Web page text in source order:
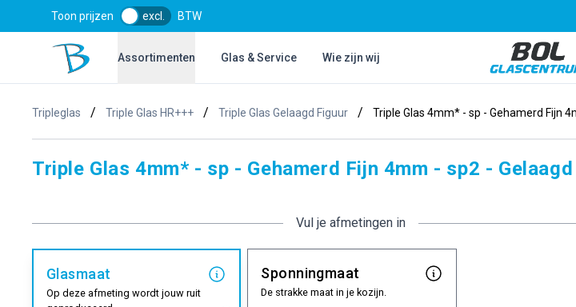
Toon prijzen excl. BTW
Bol Glascentrum B.V.Assortimenten Glas & Service Wie zijn wij
Bol Glascentrum
Tripleglas / Triple Glas HR+++ / Triple Glas Gelaagd Figuur / Triple Glas 4mm* - sp - Gehamerd Fijn
Triple Glas 4mm* - sp - Gehamerd Fijn 4mm - sp2 -
Vul je afmetingen in
Glasmaat
Op deze afmeting wordt jouw ruit
Sponningmaat
De strakke maat in je kozijn.